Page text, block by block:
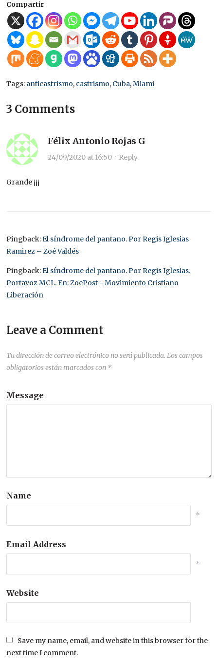
Compartir
Tags: anticastrismo, castrismo, Cuba,Miami
3 Comments
Félix Antonio Rojas G
24/09/2020 at 16:50 · Reply
Grande ¡¡¡
Pingback:El síndrome del pantano. Por Regis Iglesias
Ramirez – Zoé Valdés
Pingback:El síndrome del pantano. Por Regis Iglesias.
Portavoz MCL. En: ZoePost - Movimiento Cristiano
Liberación
Leave a Comment
Tu dirección de correo electrónico no será publicada. Los campos
obligatorios están marcados con *
Message
Name
*
Email Address
*
Website
Save my name, email, and website in this browser for the
next time I comment.